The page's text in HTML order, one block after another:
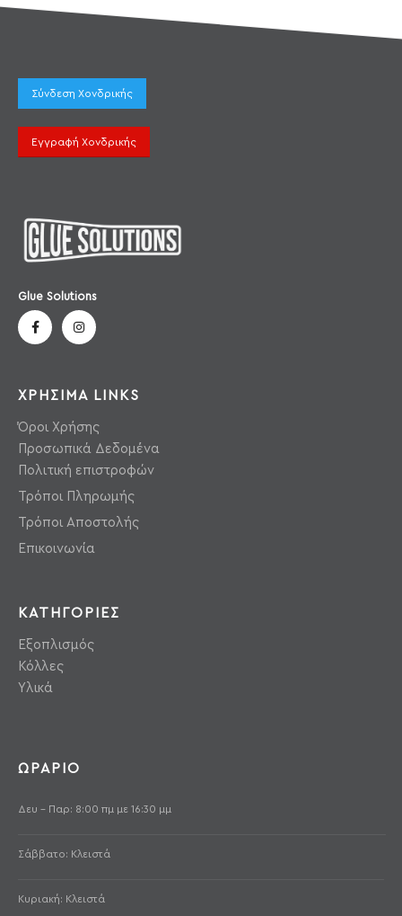
Σύνδεση Χονδρικής
Εγγραφή Χονδρικής
Glue Solutions
ΧΡΗΣΙΜΑ LINKS
Όροι Χρήσης
Προσωπικά Δεδομένα
Πολιτική επιστροφών
Τρόποι Πληρωμής
Τρόποι Αποστολής
Επικοινωνία
ΚΑΤΗΓΟΡΙΕΣ
Εξοπλισμός
Κόλλες
Υλικά
ΩΡΑΡΙΟ
Δευ - Παρ: 8:00 πμ με 16:30 μμ
Σάββατο: Κλειστά
Κυριακή: Κλειστά